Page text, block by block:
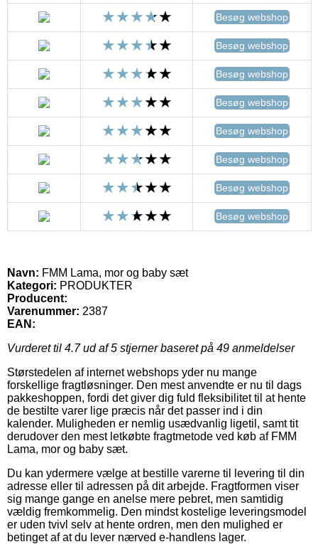
Besøg webshop
Besøg webshop
Besøg webshop
Besøg webshop
Besøg webshop
Besøg webshop
Besøg webshop
Besøg webshop
Navn: FMM Lama, mor og baby sæt
Kategori: PRODUKTER
Producent:
Varenummer: 2387
EAN:
Vurderet til 4.7ud af 5 stjerner baseret på 49 anmeldelser
Størstedelen af internet webshops yder nu mange
forskellige fragtløsninger. Den mest anvendte er nu til dags
pakkeshoppen, fordi det giver dig fuld fleksibilitet til at hente
de bestilte varer lige præcis når det passer ind i din
kalender. Muligheden er nemlig usædvanlig ligetil, samt tit
derudover den mest letkøbte fragtmetode ved køb af FMM
Lama, mor og baby sæt.
Du kan ydermere vælge at bestille varerne til levering til din
adresse eller til adressen på dit arbejde. Fragtformen viser
sig mange gange en anelse mere pebret, men samtidig
vældig fremkommelig. Den mindst kostelige leveringsmodel
er uden tvivl selv at hente ordren, men den mulighed er
betinget af at du lever nærved e-handlens lager.